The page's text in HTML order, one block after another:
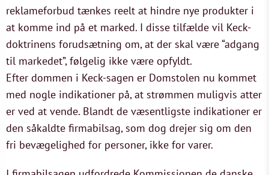
reklameforbud tænkes reelt at hindre nye produkter i
at komme ind på et marked. I disse tilfælde vil Keck-
doktrinens forudsætning om, at der skal være “adgang
til markedet”, følgelig ikke være opfyldt.
Efter dommen i Keck-sagen er Domstolen nu kommet
med nogle indikationer på, at strømmen muligvis atter
er ved at vende. Blandt de væsentligste indikationer er
den såkaldte firmabilsag, som dog drejer sig om den
fri bevægelighed for personer, ikke for varer.